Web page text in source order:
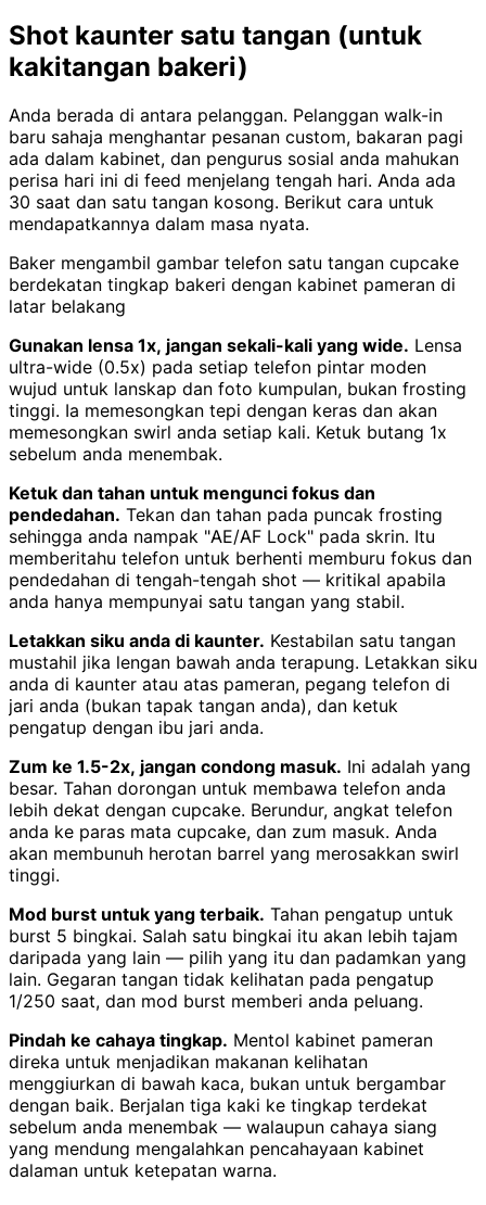
Shot kaunter satu tangan (untuk
kakitangan bakeri)
Anda berada di antara pelanggan. Pelanggan walk-in
baru sahaja menghantar pesanan custom, bakaran pagi
ada dalam kabinet, dan pengurus sosial anda mahukan
perisa hari ini di feed menjelang tengah hari. Anda ada
30 saat dan satu tangan kosong. Berikut cara untuk
mendapatkannya dalam masa nyata.
Baker mengambil gambar telefon satu tangan cupcake
berdekatan tingkap bakeri dengan kabinet pameran di
latar belakang
Gunakan lensa 1x, jangan sekali-kali yang wide. Lensa
ultra-wide (0.5x) pada setiap telefon pintar moden
wujud untuk lanskap dan foto kumpulan, bukan frosting
tinggi. Ia memesongkan tepi dengan keras dan akan
memesongkan swirl anda setiap kali. Ketuk butang 1x
sebelum anda menembak.
Ketuk dan tahan untuk mengunci fokus dan
pendedahan. Tekan dan tahan pada puncak frosting
sehingga anda nampak "AE/AF Lock" pada skrin. Itu
memberitahu telefon untuk berhenti memburu fokus dan
pendedahan di tengah-tengah shot — kritikal apabila
anda hanya mempunyai satu tangan yang stabil.
Letakkan siku anda di kaunter. Kestabilan satu tangan
mustahil jika lengan bawah anda terapung. Letakkan siku
anda di kaunter atau atas pameran, pegang telefon di
jari anda (bukan tapak tangan anda), dan ketuk
pengatup dengan ibu jari anda.
Zum ke 1.5-2x, jangan condong masuk. Ini adalah yang
besar. Tahan dorongan untuk membawa telefon anda
lebih dekat dengan cupcake. Berundur, angkat telefon
anda ke paras mata cupcake, dan zum masuk. Anda
akan membunuh herotan barrel yang merosakkan swirl
tinggi.
Mod burst untuk yang terbaik. Tahan pengatup untuk
burst 5 bingkai. Salah satu bingkai itu akan lebih tajam
daripada yang lain — pilih yang itu dan padamkan yang
lain. Gegaran tangan tidak kelihatan pada pengatup
1/250 saat, dan mod burst memberi anda peluang.
Pindah ke cahaya tingkap. Mentol kabinet pameran
direka untuk menjadikan makanan kelihatan
menggiurkan di bawah kaca, bukan untuk bergambar
dengan baik. Berjalan tiga kaki ke tingkap terdekat
sebelum anda menembak — walaupun cahaya siang
yang mendung mengalahkan pencahayaan kabinet
dalaman untuk ketepatan warna.